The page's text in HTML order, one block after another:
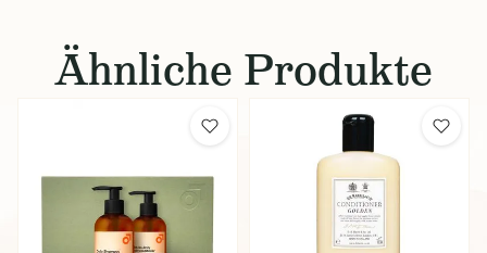
Ähnliche Produkte